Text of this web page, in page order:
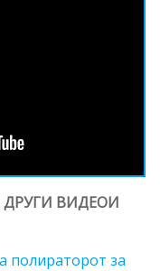
ВИДЕОИ
полираторот за